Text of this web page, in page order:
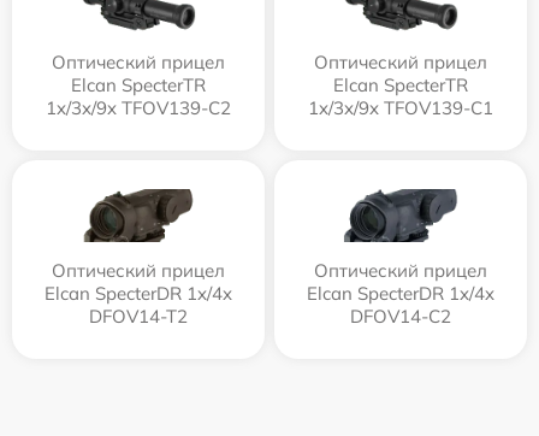
Оптический прицел
Elcan SpecterTR
1x/3x/9x TFOV139-C2
Оптический прицел
Elcan SpecterTR
1x/3x/9x TFOV139-C1
Оптический прицел
Elcan SpecterDR 1x/4x
DFOV14-T2
Оптический прицел
Elcan SpecterDR 1x/4x
DFOV14-C2